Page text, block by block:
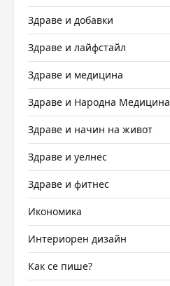
Здраве и добавки
Здраве и лайфстайл
Здраве и медицина
Здраве и Народна Медицина
Здраве и начин на живот
Здраве и уелнес
Здраве и фитнес
Икономика
Интериорен дизайн
Как се пише?